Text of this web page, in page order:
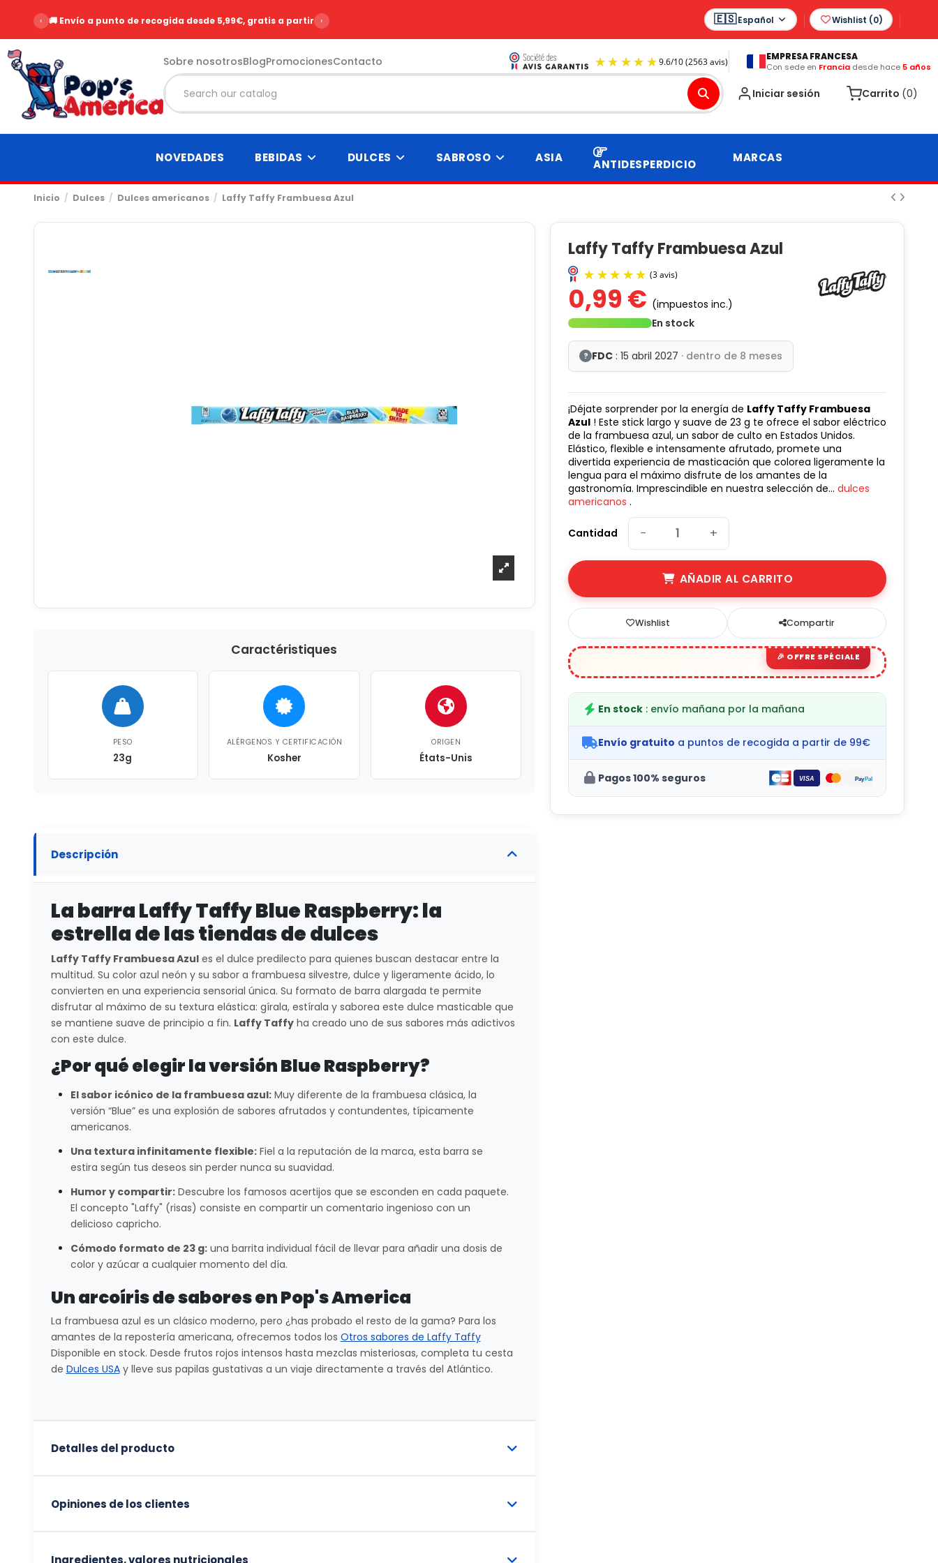
‹ 🚚 Envío a punto de recogida desde 5,99€, gratis a partir de 99€
› Español Wishlist (0)
Sobre nosotrosBlogPromocionesContacto
9.6/10 (2563 avis)
EMPRESA FRANCESA
Con sede en Franciadesde hace 5 años
Iniciar sesión Carrito (0)
NOVEDADES BEBIDAS DULCES SABROSO ASIA ANTIDESPERDICIO MARCAS
Inicio Dulces Dulces americanos Laffy Taffy Frambuesa Azul
Caractéristiques
PESO
23g
ALÉRGENOS Y CERTIFICACIÓN
Kosher
ORIGEN
États-Unis
Descripción
La barra Laffy Taffy Blue Raspberry: la
estrella de las tiendas de dulces
Laffy Taffy Frambuesa Azules el dulce predilecto para quienes buscan destacar entre la
multitud. Su color azul neón y su sabor a frambuesa silvestre, dulce y ligeramente ácido, lo
convierten en una experiencia sensorial única. Su formato de barra alargada te permite
disfrutar al máximo de su textura elástica: gírala, estírala y saborea este dulce masticable que
se mantiene suave de principio a fin. Laffy Taffyha creado uno de sus sabores más adictivos
con este dulce.
¿Por qué elegir la versión Blue Raspberry?
El sabor icónico de la frambuesa azul:Muy diferente de la frambuesa clásica, la
versión “Blue” es una explosión de sabores afrutados y contundentes, típicamente
americanos.
Una textura infinitamente flexible:Fiel a la reputación de la marca, esta barra se
estira según tus deseos sin perder nunca su suavidad.
Humor y compartir:Descubre los famosos acertijos que se esconden en cada paquete.
El concepto "Laffy" (risas) consiste en compartir un comentario ingenioso con un
delicioso capricho.
Cómodo formato de 23 g:una barrita individual fácil de llevar para añadir una dosis de
color y azúcar a cualquier momento del día.
Un arcoíris de sabores en Pop's America
La frambuesa azul es un clásico moderno, pero ¿has probado el resto de la gama? Para los
amantes de la repostería americana, ofrecemos todos los Otros sabores de Laffy Taffy
Disponible en stock. Desde frutos rojos intensos hasta mezclas misteriosas, completa tu cesta
de Dulces USAy lleve sus papilas gustativas a un viaje directamente a través del Atlántico.
Detalles del producto
Opiniones de los clientes
Ingredientes, valores nutricionales
Laffy Taffy Frambuesa Azul
0,99 € (impuestos inc.)
En stock
? FDC : 15 abril 2027 · dentro de 8 meses
¡Déjate sorprender por la energía de Laffy Taffy Frambuesa
Azul ! Este stick largo y suave de 23 g te ofrece el sabor eléctrico
de la frambuesa azul, un sabor de culto en Estados Unidos.
Elástico, flexible e intensamente afrutado, promete una
divertida experiencia de masticación que colorea ligeramente la
lengua para el máximo disfrute de los amantes de la
gastronomía. Imprescindible en nuestra selección de...dulces
americanos .
Cantidad − +
AÑADIR AL CARRITO
Wishlist Compartir
En stock : envío mañana por la mañana
Envío gratuito a puntos de recogida a partir de 99€
Pagos 100% seguros